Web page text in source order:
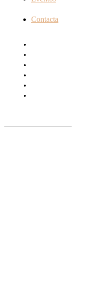
Contacta